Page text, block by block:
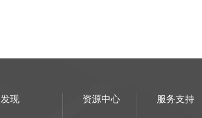
发现 资源中心 服务支持